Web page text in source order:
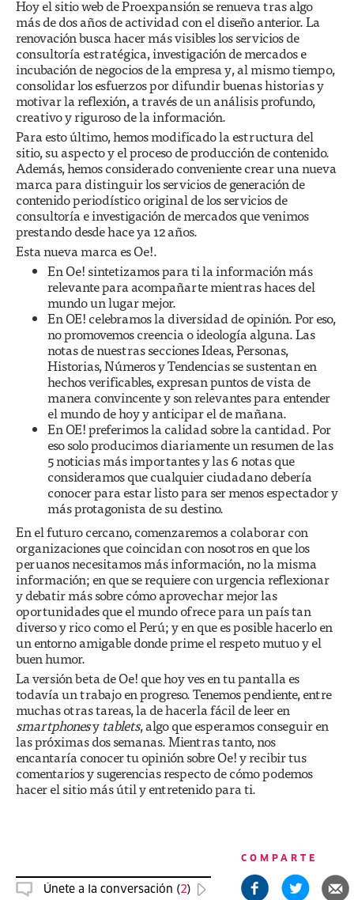
Hoy el sitio web de Proexpansión se renueva tras algo
más de dos años de actividad con el diseño anterior. La
renovación busca hacer más visibles los servicios de
consultoría estratégica, investigación de mercados e
incubación de negocios de la empresa y, al mismo tiempo,
consolidar los esfuerzos por difundir buenas historias y
motivar la reflexión, a través de un análisis profundo,
creativo y riguroso de la información.
Para esto último, hemos modificado la estructura del
sitio, su aspecto y el proceso de producción de contenido.
Además, hemos considerado conveniente crear una nueva
marca para distinguir los servicios de generación de
contenido periodístico original de los servicios de
consultoría e investigación de mercados que venimos
prestando desde hace ya 12 años.
Esta nueva marca es Oe!.
En Oe! sintetizamos para ti la información más
relevante para acompañarte mientras haces del
mundo un lugar mejor.
En OE! celebramos la diversidad de opinión. Por eso,
no promovemos creencia o ideología alguna. Las
notas de nuestras secciones Ideas, Personas,
Historias, Números y Tendencias se sustentan en
hechos verificables, expresan puntos de vista de
manera convincente y son relevantes para entender
el mundo de hoy y anticipar el de mañana.
En OE! preferimos la calidad sobre la cantidad. Por
eso solo producimos diariamente un resumen de las
5 noticias más importantes y las 6 notas que
consideramos que cualquier ciudadano debería
conocer para estar listo para ser menos espectador y
más protagonista de su destino.
En el futuro cercano, comenzaremos a colaborar con
organizaciones que coincidan con nosotros en que los
peruanos necesitamos más información, no la misma
información; en que se requiere con urgencia reflexionar
y debatir más sobre cómo aprovechar mejor las
oportunidades que el mundo ofrece para un país tan
diverso y rico como el Perú; y en que es posible hacerlo en
un entorno amigable donde prime el respeto mutuo y el
buen humor.
La versión beta de Oe! que hoy ves en tu pantalla es
todavía un trabajo en progreso. Tenemos pendiente, entre
muchas otras tareas, la de hacerla fácil de leer en
smartphonesy tablets, algo que esperamos conseguir en
las próximas dos semanas. Mientras tanto, nos
encantaría conocer tu opinión sobre Oe! y recibir tus
comentarios y sugerencias respecto de cómo podemos
hacer el sitio más útil y entretenido para ti.
Únete a la conversación (2)
COMPARTE